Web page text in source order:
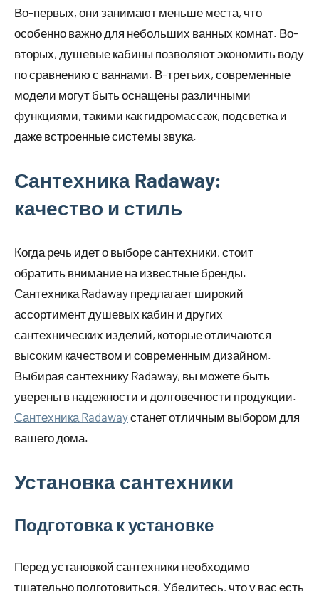
Во-первых, они занимают меньше места, что
особенно важно для небольших ванных комнат. Во-
вторых, душевые кабины позволяют экономить воду
по сравнению с ваннами. В-третьих, современные
модели могут быть оснащены различными
функциями, такими как гидромассаж, подсветка и
даже встроенные системы звука.
Сантехника Radaway:
качество и стиль
Когда речь идет о выборе сантехники, стоит
обратить внимание на известные бренды.
Сантехника Radaway предлагает широкий
ассортимент душевых кабин и других
сантехнических изделий, которые отличаются
высоким качеством и современным дизайном.
Выбирая сантехнику Radaway, вы можете быть
уверены в надежности и долговечности продукции.
Сантехника Radawayстанет отличным выбором для
вашего дома.
Установка сантехники
Подготовка к установке
Перед установкой сантехники необходимо
тщательно подготовиться. Убедитесь, что у вас есть